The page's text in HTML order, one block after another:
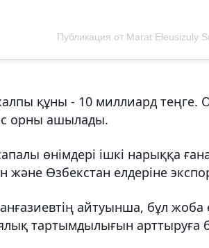
Публикация от Marat Eleusizuly
құны - 10 миллиард теңге.
орны ашылады.
өнімдері ішкі нарыққа
және Өзбекстан елдеріне
айтуынша, бұл
тартымдылығын арттыруға